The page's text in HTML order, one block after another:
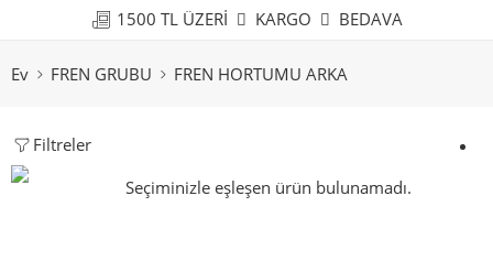
1500 TL ÜZERİ KARGO BEDAVA
Ev FREN GRUBU FREN HORTUMU ARKA
Filtreler
Seçiminizle eşleşen ürün bulunamadı.